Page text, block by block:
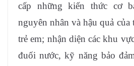
cấp những kiến thức cơ
nguyên nhân và hậu quả
trẻ em; nhận diện các khu
đuối nước, kỹ năng bảo